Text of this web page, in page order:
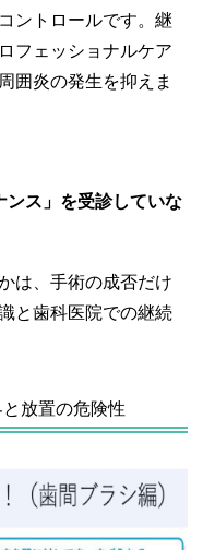
ントロールです。継
フェッショナルケア
囲炎の発生を抑えま
ンス」を受診していな
は、手術の成否だけ
と歯科医院での継続
放置の危険性